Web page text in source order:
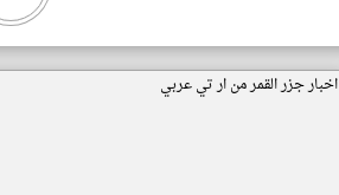
اخبار جزر القمر من ار تي عربي